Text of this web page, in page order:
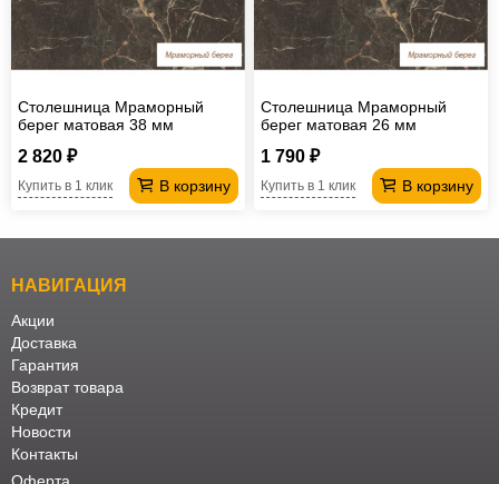
мебель
Столы
под
компьютер
Мебель
для
ванной
Мебель
трансформер
Матрасы
Кресла-
оборудование
Столешница Мраморный
берег матовая 38 мм
2 820 ₽
В корзину
Купить в 1 клик
Столешница Мраморный
берег матовая 26 мм
1 790 ₽
В корзину
Купить в 1 клик
НАВИГАЦИЯ
Акции
Доставка
Гарантия
Возврат товара
Кредит
Новости
Контакты
Оферта